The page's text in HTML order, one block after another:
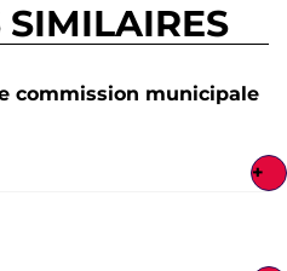
commission municipale
+